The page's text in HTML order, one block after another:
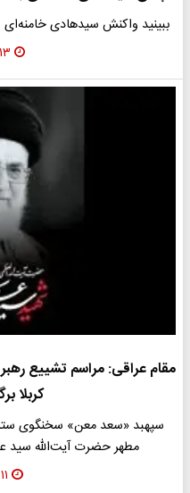
ببینید واکنش سیدهادی
۱۳ تیر ۱۴۰۵
مقام عراقی: مراسم تشییع
کربلا
سپهبد «سعد معن» سخنگوی
مطهر حضرت‌ آیت‌الله سید
۱۱ تیر ۱۴۰۵